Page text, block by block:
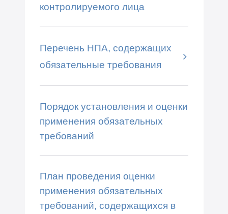
контролируемого лица
Перечень НПА, содержащих
обязательные требования
Порядок установления и оценки
применения обязательных
требований
План проведения оценки
применения обязательных
требований, содержащихся в